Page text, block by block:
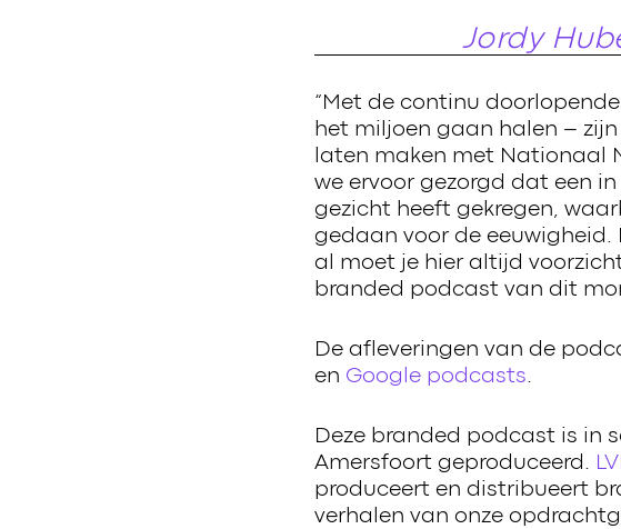
Jordy
“Met de continu
het miljoen gaan halen –
laten maken met Nationaal
we ervoor gezorgd dat een
gezicht heeft gekregen,
gedaan voor de eeuwigheid.
al moet je hier altijd
branded podcast van dit
De afleveringen van de
en Google podcasts
Deze branded podcast is in
Amersfoort geproduceerd.
produceert en distribueert
verhalen van onze